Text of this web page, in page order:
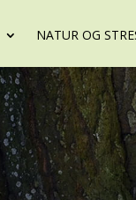
NATUR OG